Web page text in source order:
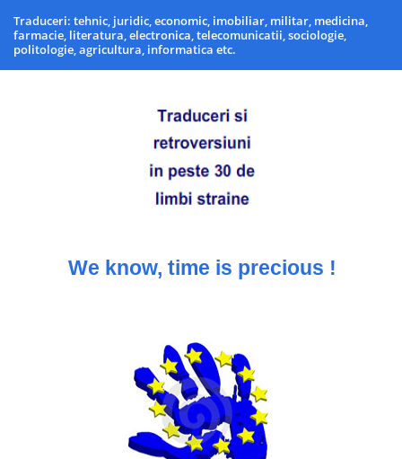
Traduceri: tehnic, juridic, economic, imobiliar, militar, medicina,
farmacie, literatura, electronica, telecomunicatii, sociologie,
politologie, agricultura, informatica etc.
We know, time is precious !